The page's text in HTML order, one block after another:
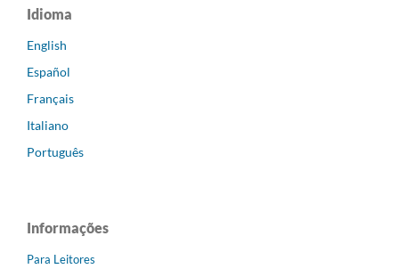
Idioma
English
Español
Français
Italiano
Português
Informações
Para Leitores